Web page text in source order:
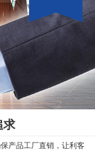
求
产品工厂直销，让利客